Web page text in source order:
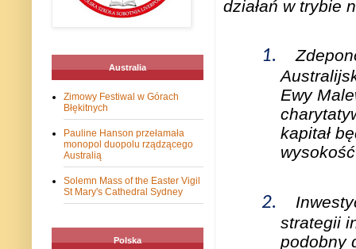
działań w trybie
1.
Ewy
kapitał
2.
strategii
podobny
Australia
Zimowy Festiwal w Górach
Błękitnych
Pauline Hanson przełamała
monopol duopolu rządzącego
Australią
Solemn Mass of the Easter Vigil
St Mary's Cathedral Sydney
Polska